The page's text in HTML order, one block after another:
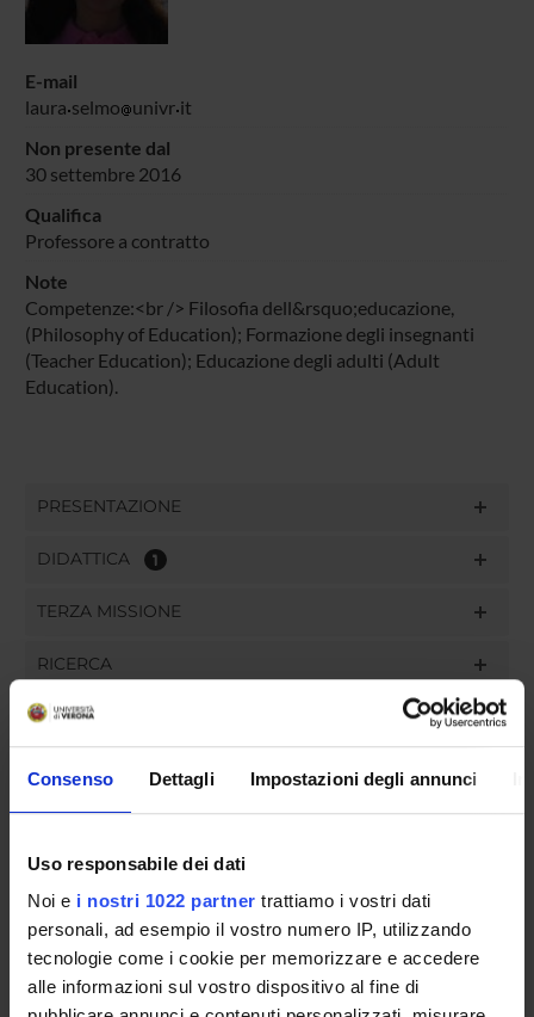
Consenso Dettagli Impostazioni degli annunci
Uso responsabile dei dati
Noi e i nostri 1022 partner trattiamo i vostri dati
personali, ad esempio il vostro numero IP, utilizzando
tecnologie come i cookie per memorizzare e accedere
alle informazioni sul vostro dispositivo al fine di
E-mail
laura selmo univr it
Non presente dal
30 settembre 2016
Qualifica
Professore a contratto
Note
Competenze:<br /> Filosofia dell&rsquo;educazione,
(Philosophy of Education); Formazione degli insegnanti
(Teacher Education); Educazione degli adulti (Adult
Education).
PRESENTAZIONE
DIDATTICA 1
TERZA MISSIONE
RICERCA
PROGETTI
INCARICHI
ORGANIZZAZIONE
GOVERNANCE